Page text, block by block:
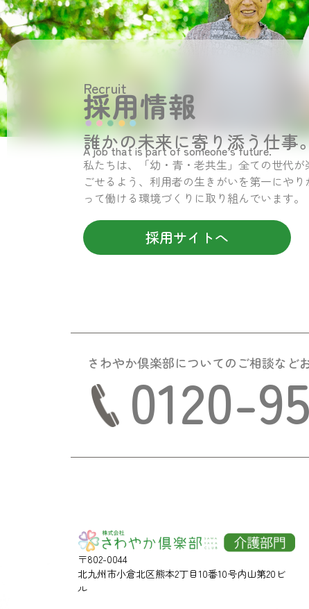
Recruit
採用情報
誰かの未来に寄り添う仕事
A job that is part of someone’s future.
私たちは、「幼・青・老共生」全ての世代が
ごせるよう、利用者の生きがいを第一にやり
って働ける環境づくりに取り組んでいます。
採用サイトへ
さわやか倶楽部についてのご相談など
0120-
〒802-0044
北九州市小倉北区熊本2丁目10番10号内山第20ビ
ル